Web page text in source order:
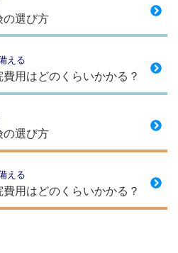
の選び方
える
用はどのくらいかかる？
の選び方
える
用はどのくらいかかる？